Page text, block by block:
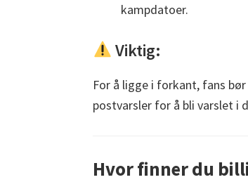
kampdatoer.
Viktig:
For å ligge i forkant, fans
postvarsler for å bli varslet i
Hvor finner du